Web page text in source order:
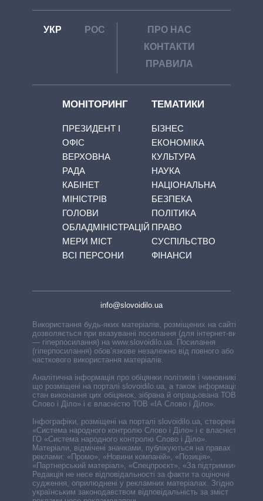
УКР РОС
ПРО НАС
КОНТАКТИ
ПРАВИЛА
МОНІТОРИНГ
ПРЕЗИДЕНТ І
ОФІС
ВЕРХОВНА
РАДА
КАБІНЕТ
МІНІСТРІВ
ГОЛОВИ
ОБЛАДМІНІСТРАЦІЙ
МЕРИ МІСТ
ВСІ ПЕРСОНИ
ТЕМАТИКИ
БІЗНЕС
ЕКОНОМІКА
КУЛЬТУРА
НАУКА
НАЦІОНАЛЬНА
БЕЗПЕКА
ПОЛІТИКА
ПРАВО
СУСПІЛЬСТВО
ФІНАНСИ
info@slovoidilo.ua
Використання будь-яких матеріалів, розміщених на сайті,
дозволяється при вказуванні посилання (для інтернет-видань
— гіперпосилання) на www.slovoidilo.ua. Посилання
(гіперпосилання) обов’язкове незалежно від повного або
часткового використання матеріалів.
Аналітична інформація про обіцянки політиків і чиновників,
що розміщені на порталі slovoidilo.ua, а також інформація про
стан виконання цих обіцянок, зібрана й опрацьована ТОВ «ІА
Слово і Діло» і є власністю ТОВ «ІА Слово і Діло».
Інфографіки, розміщені на порталі slovoidilo.ua, створені ГО
«Система народного контролю Слово і Діло» і є власністю
ГО «Система народного контролю Слово і Діло».
Матеріали, відмічені значками, публікуються на правах
реклами: «Промо», «Новини компаній», «Позиція»,
«Партнерський матеріал», «Спецпроєкт», «За підтримки».
Редакція не несе відповідальності за факти та оціночні
судження, оприлюднені у рекламних матеріалах. Згідно з
українським законодавством відповідальність за зміст